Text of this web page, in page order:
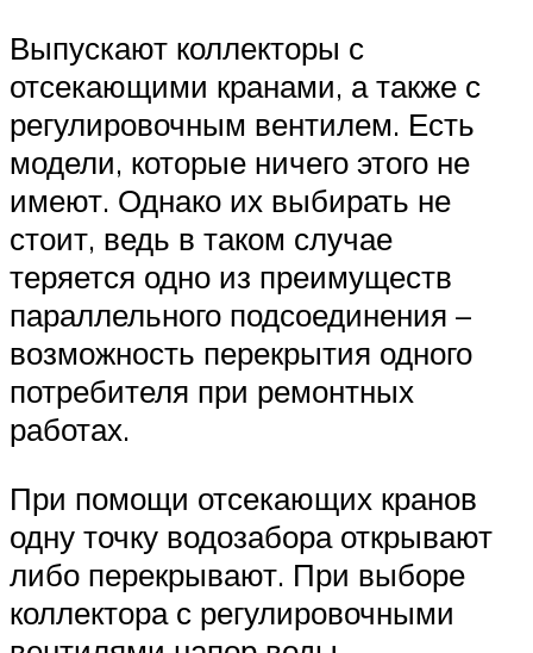
Выпускают коллекторы с
отсекающими кранами, а также с
регулировочным вентилем. Есть
модели, которые ничего этого не
имеют. Однако их выбирать не
стоит, ведь в таком случае
теряется одно из преимуществ
параллельного подсоединения –
возможность перекрытия одного
потребителя при ремонтных
работах.
При помощи отсекающих кранов
одну точку водозабора открывают
либо перекрывают. При выборе
коллектора с регулировочными